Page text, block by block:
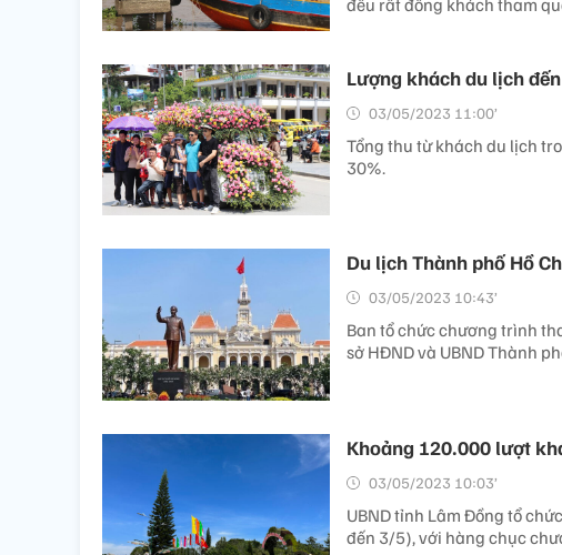
đều rất đông khách tham
Lượng khách du lịch
03/05/2023 11:00’
Tổng thu từ khách du lịch
30%.
Du lịch Thành phố Hồ
03/05/2023 10:43’
Ban tổ chức chương trình
sở HĐND và UBND Thành
Khoảng 120.000 lượt
03/05/2023 10:03’
UBND tỉnh Lâm Đồng tổ
đến 3/5), với hàng chục